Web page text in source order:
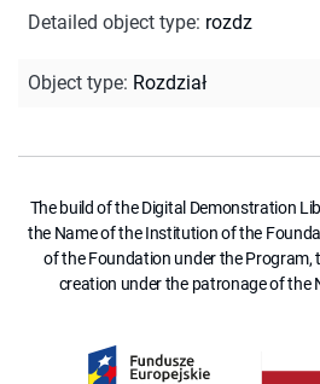
Detailed object type: rozdz
Object type: Rozdział
The build of the Digital Demonstration
the Name of the Institution of the
of the Foundation under the Program,
creation under the patronage of the